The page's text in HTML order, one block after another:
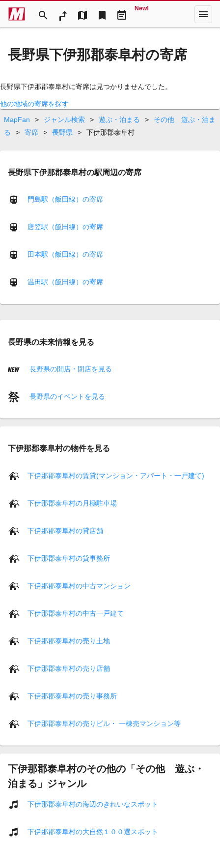
search map bookmark event_note
New! menu
長野県下伊那郡泰阜村の寄席
長野県下伊那郡泰阜村に寄席は見つかりませんでした。
他の地域の寄席を探す
MapFan
> ジャンル検索 > 遊ぶ・泊まる >
その他 遊ぶ・泊ま
る
> 寄席 > 長野県 > 下伊那郡泰阜村
長野県下伊那郡泰阜村の駅周辺の寄席
門島駅（飯田線）の寄席
唐笠駅（飯田線）の寄席
田本駅（飯田線）の寄席
温田駅（飯田線）の寄席
長野県の未来情報を見る
長野県の開店・閉店を見る
長野県のイベントを見る
下伊那郡泰阜村の物件を見る
下伊那郡泰阜村の賃貸(マンション・アパート・一戸建て)
下伊那郡泰阜村の月極駐車場
下伊那郡泰阜村の貸店舗
下伊那郡泰阜村の貸事務所
下伊那郡泰阜村の中古マンション
下伊那郡泰阜村の中古一戸建て
下伊那郡泰阜村の売り土地
下伊那郡泰阜村の売り店舗
下伊那郡泰阜村の売り事務所
下伊那郡泰阜村の売りビル・ 一棟売マンション等
下伊那郡泰阜村のその他の「その他 遊ぶ・
泊まる」ジャンル
下伊那郡泰阜村の海辺のきれいなスポット
下伊那郡泰阜村の大自然１００選スポット